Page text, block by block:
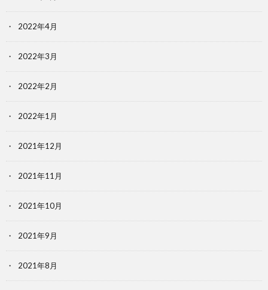
2022年4月
2022年3月
2022年2月
2022年1月
2021年12月
2021年11月
2021年10月
2021年9月
2021年8月